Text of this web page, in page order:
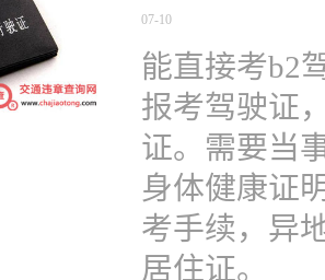
07-10
能直接考b2
报考驾驶证
证。需要当
身体健康证
考手续，异
居住证。